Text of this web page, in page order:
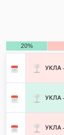
20%
УКЛА
УКЛА
УКЛА